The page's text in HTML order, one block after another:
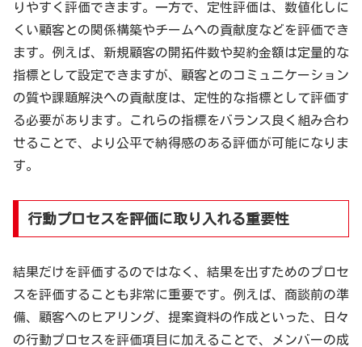
りやすく評価できます。一方で、定性評価は、数値化しに
くい顧客との関係構築やチームへの貢献度などを評価でき
ます。例えば、新規顧客の開拓件数や契約金額は定量的な
指標として設定できますが、顧客とのコミュニケーション
の質や課題解決への貢献度は、定性的な指標として評価す
る必要があります。これらの指標をバランス良く組み合わ
せることで、より公平で納得感のある評価が可能になりま
す。
行動プロセスを評価に取り入れる重要性
結果だけを評価するのではなく、結果を出すためのプロセ
スを評価することも非常に重要です。例えば、商談前の準
備、顧客へのヒアリング、提案資料の作成といった、日々
の行動プロセスを評価項目に加えることで、メンバーの成